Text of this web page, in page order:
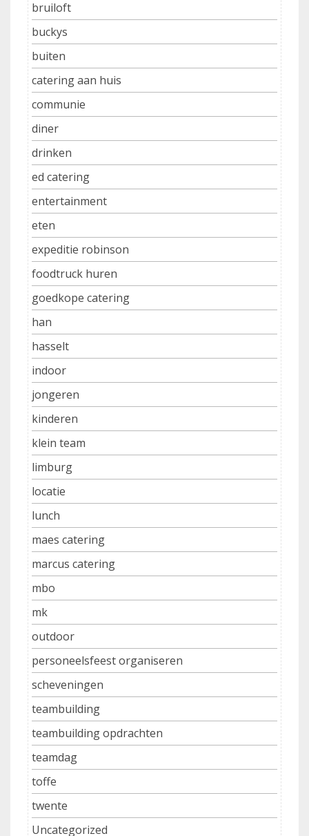
bruiloft
buckys
buiten
catering aan huis
communie
diner
drinken
ed catering
entertainment
eten
expeditie robinson
foodtruck huren
goedkope catering
han
hasselt
indoor
jongeren
kinderen
klein team
limburg
locatie
lunch
maes catering
marcus catering
mbo
mk
outdoor
personeelsfeest organiseren
scheveningen
teambuilding
teambuilding opdrachten
teamdag
toffe
twente
Uncategorized